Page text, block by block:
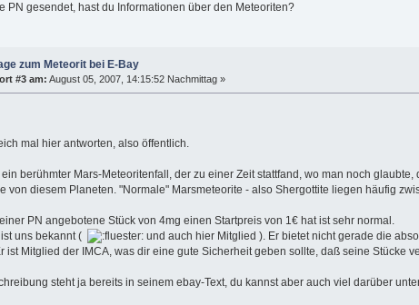
PN gesendet, hast du Informationen über den Meteoriten?
zum Meteorit bei E-Bay
#3 am: August 05, 2007, 14:15:52 Nachmittag »
mal hier antworten, also öffentlich.
berühmter Mars-Meteoritenfall, der zu einer Zeit stattfand, wo man noch
von diesem Planeten. "Normale" Marsmeteorite - also Shergottite liegen häufig
PN angebotene Stück von 4mg einen Startpreis von 1€ hat ist sehr normal.
uns bekannt (
und auch hier Mitglied ). Er bietet nicht gerade die
ist Mitglied der IMCA, was dir eine gute Sicherheit geben sollte, daß seine Stücke
steht ja bereits in seinem ebay-Text, du kannst aber auch viel darüber